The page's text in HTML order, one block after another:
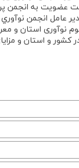
عضویت به انجمن
عامل انجمن
نوآوری استان و
و استان و